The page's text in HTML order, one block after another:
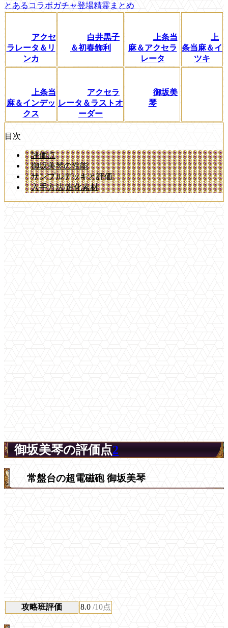
とあるコラボガチャ登場精霊まとめ
アクセ
ラレータ＆リ
ンカ
白井黒子
＆初春飾利
上条当
麻＆アクセラ
レータ
上
条当麻＆イ
ツキ
上条当
麻＆インデッ
クス
アクセラ
レータ＆ラストオ
ーダー
御坂美
琴
目次
評価点
御坂美琴の性能
サンプルデッキと評価
入手方法/進化素材
御坂美琴の評価点2
常盤台の超電磁砲 御坂美琴
攻略班評価 8.0 /10点